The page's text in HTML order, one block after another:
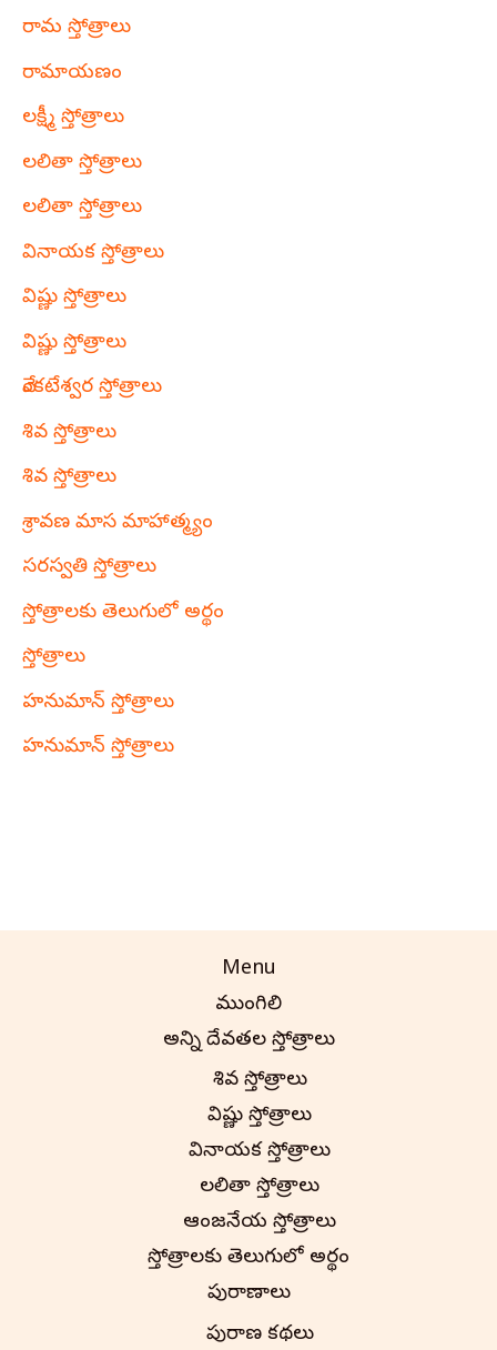
రామ స్తోత్రాలు
రామాయణం
లక్ష్మీ స్తోత్రాలు
లలితా స్తోత్రాలు
లలితా స్తోత్రాలు
వినాయక స్తోత్రాలు
విష్ణు స్తోత్రాలు
విష్ణు స్తోత్రాలు
వేంకటేశ్వర స్తోత్రాలు
శివ స్తోత్రాలు
శివ స్తోత్రాలు
శ్రావణ మాస మాహాత్మ్యం
సరస్వతి స్తోత్రాలు
స్తోత్రాలకు తెలుగులో అర్థం
స్తోత్రాలు
హనుమాన్ స్తోత్రాలు
హనుమాన్ స్తోత్రాలు
Menu
ముంగిలి
అన్ని దేవతల స్తోత్రాలు
శివ స్తోత్రాలు
విష్ణు స్తోత్రాలు
వినాయక స్తోత్రాలు
లలితా స్తోత్రాలు
ఆంజనేయ స్తోత్రాలు
స్తోత్రాలకు తెలుగులో అర్థం
పురాణాలు
పురాణ కథలు